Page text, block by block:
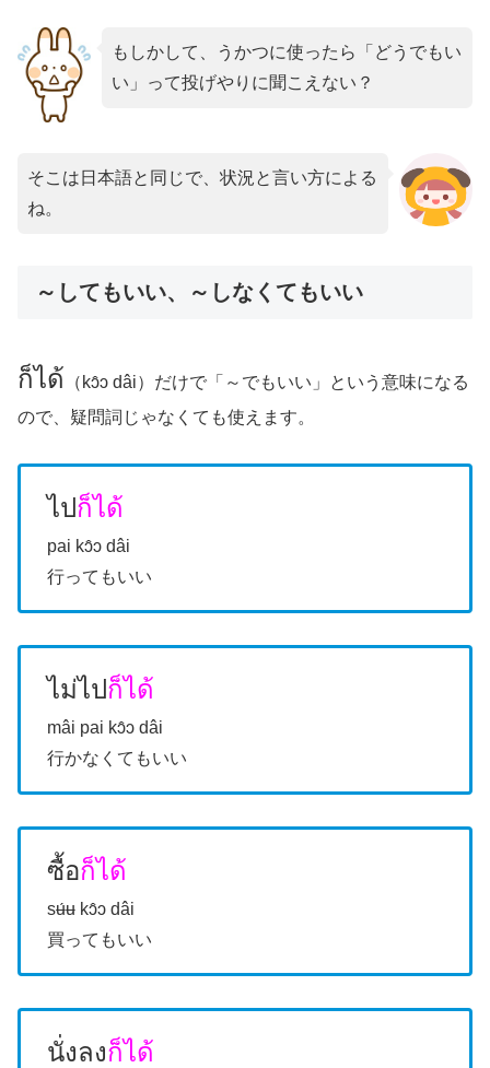
もしかして、うかつに使ったら「どうでもい
い」って投げやりに聞こえない？
そこは日本語と同じで、状況と言い方による
ね。
～してもいい、～しなくてもいい
ก็ได้ （kɔ̂ɔ dâi）だけで「～でもいい」という意味になる
ので、疑問詞じゃなくても使えます。
ไปก็ได้
pai kɔ̂ɔ dâi
行ってもいい
ไม่ไปก็ได้
mâi pai kɔ̂ɔ dâi
行かなくてもいい
ซื้อก็ได้
sʉ́ʉ kɔ̂ɔ dâi
買ってもいい
นั่งลงก็ได้